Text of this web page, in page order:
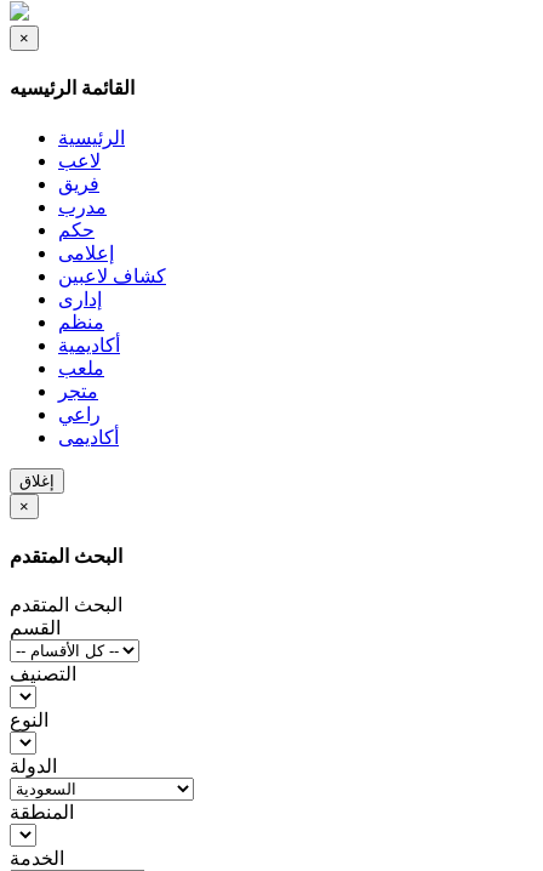
×
القائمة الرئيسيه
الرئيسية
لاعب
فريق
مدرب
حكم
إعلامى
كشاف لاعبين
إدارى
منظم
أكاديمية
ملعب
متجر
راعي
أكاديمى
إغلاق
×
البحث المتقدم
البحث المتقدم
القسم
التصنيف
النوع
الدولة
المنطقة
الخدمة